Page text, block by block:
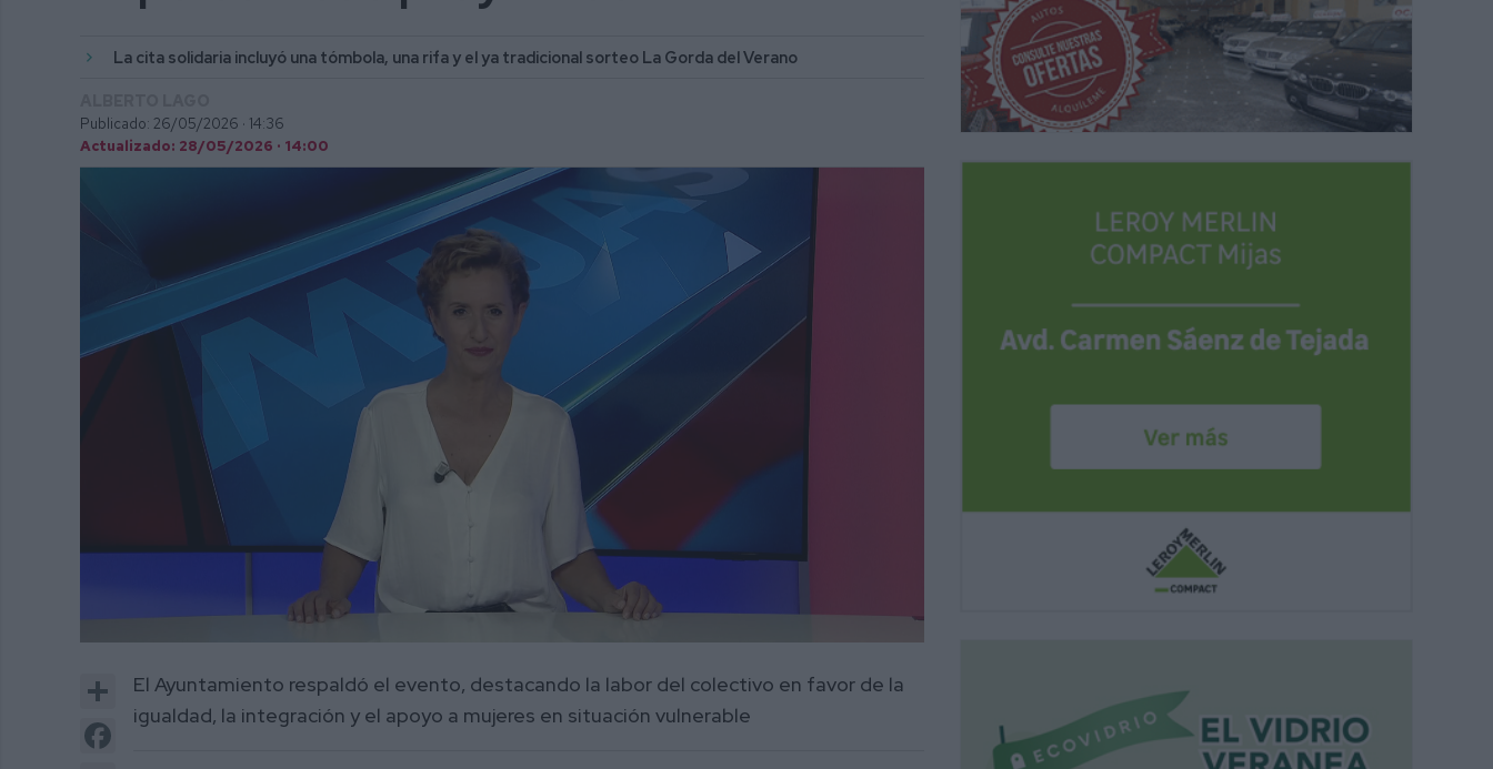
La cita solidaria incluyó una tómbola, una rifa y el ya tradicional sorteo La Gorda del Verano
Publicado: 26/05/2026 · 14:36
Actualizado: 28/05/2026 · 14:00
2
minutes,
seconds
Share
Facebook
El Ayuntamiento respaldó el evento, destacando la labor del colectivo en favor de la
igualdad, la integración y el apoyo a mujeres en situación vulnerable